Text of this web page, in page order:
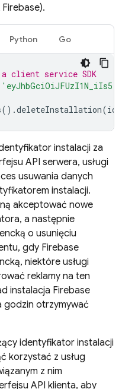
Python Go
client service SDK
'eyJhbGciOiJFUzI1N_iIs5'
().deleteInstallation(
instalacji za
API serwera, usługi
usuwania danych
instalacji.
akceptować nowe
a następnie
o usunięciu
gdy Firebase
niektóre usługi
reklamy na ten
instalacja Firebase
godzin otrzymywać
identyfikator instalacji
korzystać z usług
z nim
API klienta, aby